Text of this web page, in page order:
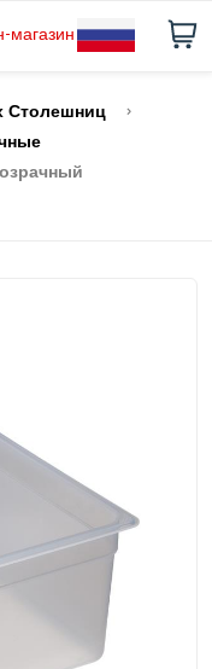
магазин
Столешниц